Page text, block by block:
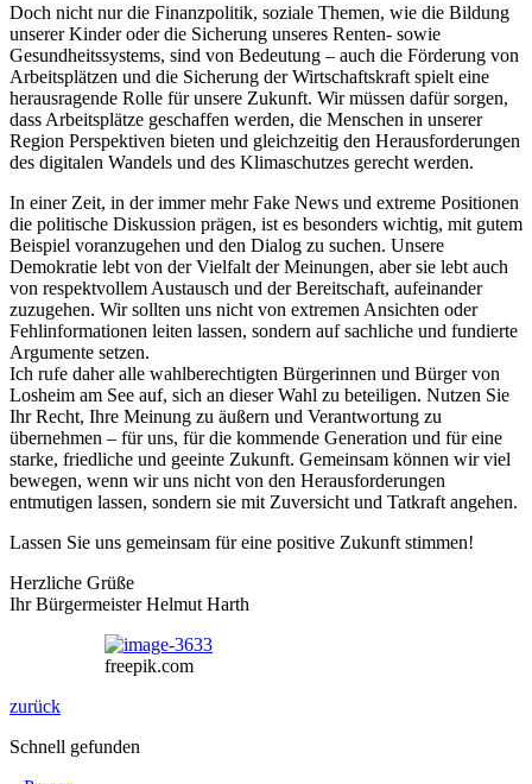
Doch nicht nur die Finanzpolitik, soziale Themen, wie die Bildung
unserer Kinder oder die Sicherung unseres Renten- sowie
Gesundheitssystems, sind von Bedeutung – auch die Förderung von
Arbeitsplätzen und die Sicherung der Wirtschaftskraft spielt eine
herausragende Rolle für unsere Zukunft. Wir müssen dafür sorgen,
dass Arbeitsplätze geschaffen werden, die Menschen in unserer
Region Perspektiven bieten und gleichzeitig den Herausforderungen
des digitalen Wandels und des Klimaschutzes gerecht werden.
In einer Zeit, in der immer mehr Fake News und extreme Positionen
die politische Diskussion prägen, ist es besonders wichtig, mit gutem
Beispiel voranzugehen und den Dialog zu suchen. Unsere
Demokratie lebt von der Vielfalt der Meinungen, aber sie lebt auch
von respektvollem Austausch und der Bereitschaft, aufeinander
zuzugehen. Wir sollten uns nicht von extremen Ansichten oder
Fehlinformationen leiten lassen, sondern auf sachliche und fundierte
Argumente setzen.
Ich rufe daher alle wahlberechtigten Bürgerinnen und Bürger von
Losheim am See auf, sich an dieser Wahl zu beteiligen. Nutzen Sie
Ihr Recht, Ihre Meinung zu äußern und Verantwortung zu
übernehmen – für uns, für die kommende Generation und für eine
starke, friedliche und geeinte Zukunft. Gemeinsam können wir viel
bewegen, wenn wir uns nicht von den Herausforderungen
entmutigen lassen, sondern sie mit Zuversicht und Tatkraft angehen.
Lassen Sie uns gemeinsam für eine positive Zukunft stimmen!
Herzliche Grüße
Ihr Bürgermeister Helmut Harth
freepik.com
zurück
Schnell gefunden